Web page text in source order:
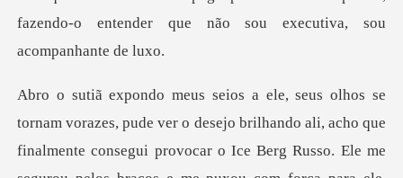
fazendo-o entender que não
ejo brilhando ali, acho que
finalmente consegui provocar o Ice Berg Russo. Ele me